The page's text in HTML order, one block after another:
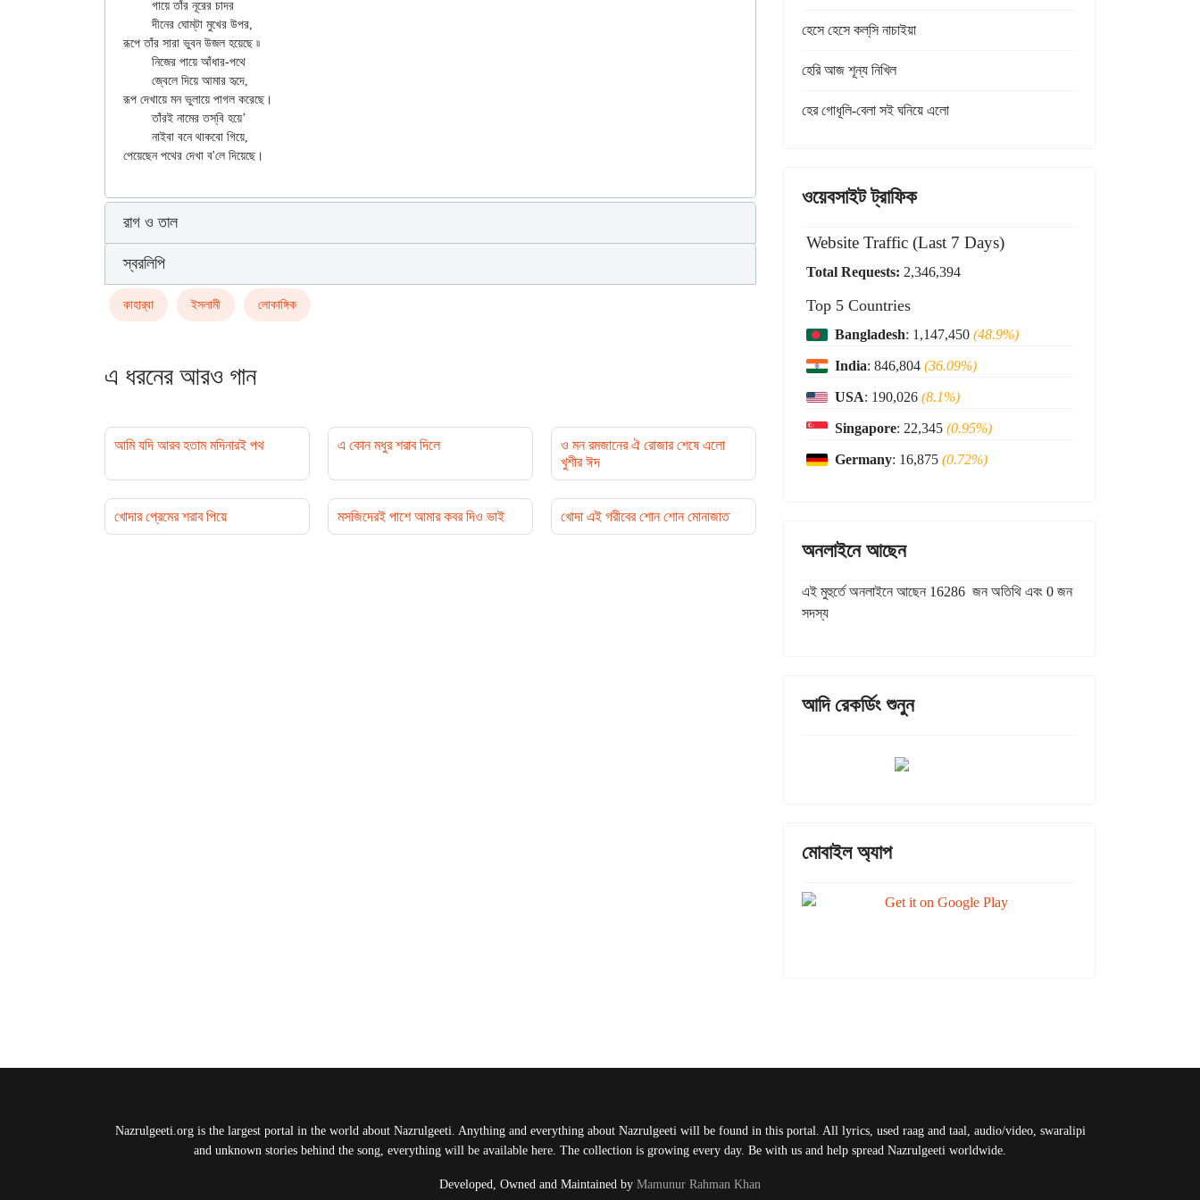
	দীনের ঘোম্‌টা মুখের উপর,
রূপে তাঁর সারা ভুবন উজল হয়েছে ৷৷
রূপ দেখায়ে মন ভুলায়ে পাগল করেছে।
	তাঁরই নামের তস্‌বি হয়ে’
রাগ ও তাল
স্বরলিপি
কাহার্‌বা ইসলামী লোকাঙ্গিক
এ ধরনের আরও গান
আমি যদি আরব হতাম মদিনারই পথ এ কোন মধুর শরাব দিলে
ও মন রমজানের ঐ রোজার শেষে এলো
খুশীর ঈদ
খোদার প্রেমের শরাব পিয়ে মসজিদেরই পাশে আমার কবর দিও ভাই খোদা এই গরীবের শোন শোন মোনাজাত
হেসে হেসে কল্‌সি নাচাইয়া
হেরি আজ শূন্য নিখিল
হের গোধূলি-বেলা সই ঘনিয়ে এলো
ওয়েবসাইট ট্রাফিক
Website Traffic (Last 7 Days)
Total Requests: 2,346,394
Top 5 Countries
Bangladesh: 1,147,450 (48.9%)
India: 846,804 (36.09%)
USA: 190,026 (8.1%)
Singapore: 22,345 (0.95%)
Germany: 16,875 (0.72%)
অনলাইনে আছেন
এই মুহুর্তে অনলাইনে আছেন 16286 জন অতিথি এবং 0 জন
সদস্য
আদি রেকর্ডিং শুনুন
মোবাইল অ্যাপ
Nazrulgeeti.org is the largest portal in the world about Nazrulgeeti. Anything and everything about Nazrulgeeti will be found in this portal. All lyrics, used raag and taal, audio/video, swaralipi
and unknown stories behind the song, everything will be available here. The collection is growing every day. Be with us and help spread Nazrulgeeti worldwide.
Developed, Owned and Maintained by Mamunur Rahman Khan